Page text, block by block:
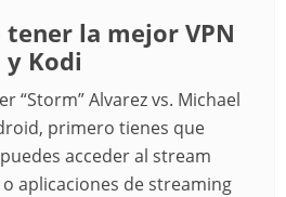
tener la mejor VPN
Kodi
“Storm” Alvarez vs. Michael
primero tienes que
acceder al stream
aplicaciones de streaming